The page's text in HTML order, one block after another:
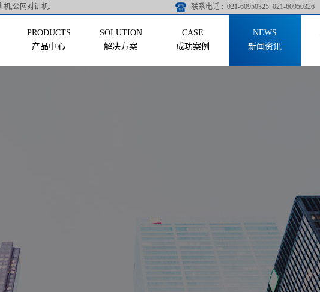
机,公网对讲机. 联系电话 : 021-60950325 021-60950326
产品中心 解决方案 成功案例 新闻资讯